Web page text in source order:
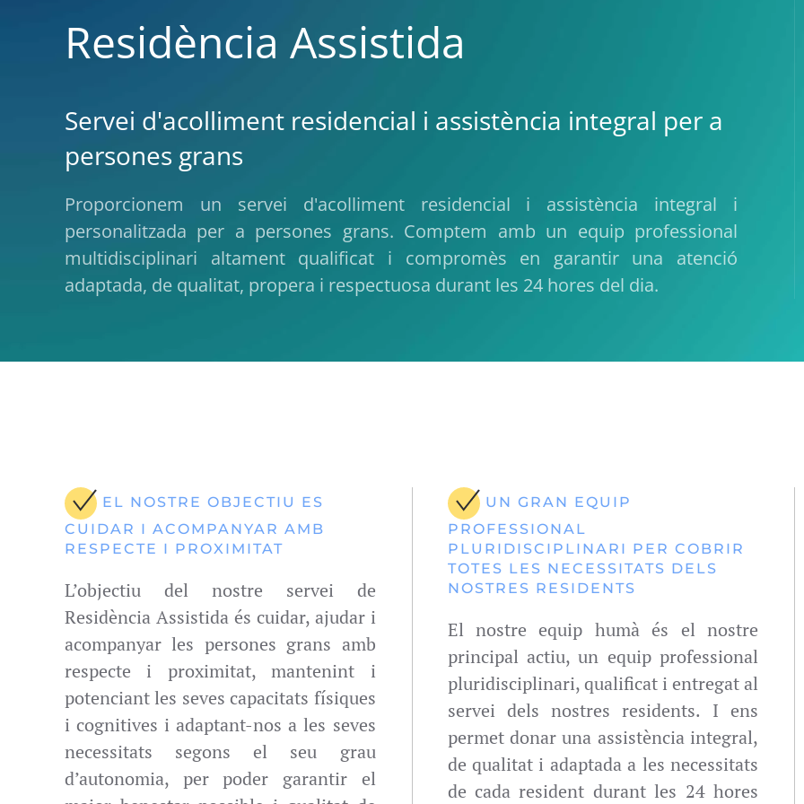
Residència Assistida
Servei d'acolliment residencial i assistència integral per a
persones grans
Proporcionem un servei d'acolliment residencial i assistència integral i
personalitzada per a persones grans. Comptem amb un equip professional
multidisciplinari altament qualificat i compromès en garantir una atenció
adaptada, de qualitat, propera i respectuosa durant les 24 hores del dia.
EL NOSTRE OBJECTIU ES
CUIDAR I ACOMPANYAR AMB
RESPECTE I PROXIMITAT
L’objectiu del nostre servei de
Residència Assistida és cuidar, ajudar i
acompanyar les persones grans amb
respecte i proximitat, mantenint i
potenciant les seves capacitats físiques
i cognitives i adaptant-nos a les seves
necessitats segons el seu grau
d’autonomia, per poder garantir el
UN GRAN EQUIP
PROFESSIONAL
PLURIDISCIPLINARI PER COBRIR
TOTES LES NECESSITATS DELS
NOSTRES RESIDENTS
El nostre equip humà és el nostre
principal actiu, un equip professional
pluridisciplinari, qualificat i entregat al
servei dels nostres residents. I ens
permet donar una assistència integral,
de qualitat i adaptada a les necessitats
de cada resident durant les 24 hores